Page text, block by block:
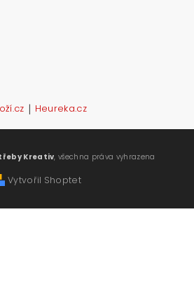
| Heureka.cz
Kreativ, všechna práva vyhrazena
Vytvořil Shoptet